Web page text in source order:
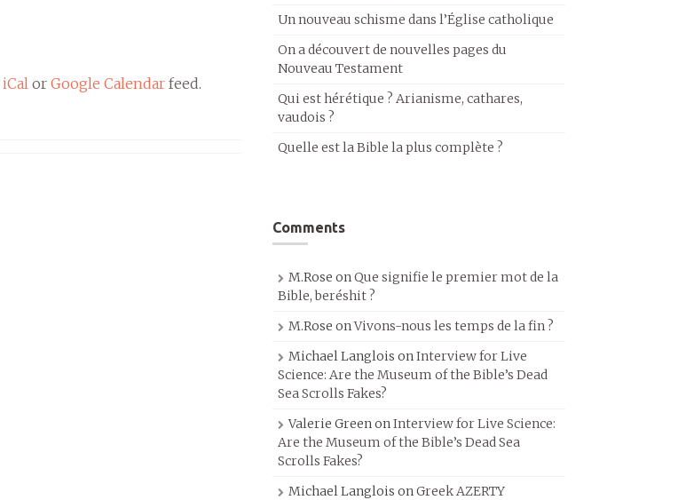
iCal or Google Calendar feed.
Un nouveau schisme dans l’Église catholique
On a découvert de nouvelles pages du
Nouveau Testament
Qui est hérétique ? Arianisme, cathares,
vaudois ?
Quelle est la Bible la plus complète ?
Comments
M.Rose onQue signifie le premier mot de la
Bible, beréshit ?
M.Rose onVivons-nous les temps de la fin ?
Michael Langlois onInterview for Live
Science: Are the Museum of the Bible’s Dead
Sea Scrolls Fakes?
Valerie GreenonInterview for Live Science:
Are the Museum of the Bible’s Dead Sea
Scrolls Fakes?
Michael Langlois onGreek AZERTY